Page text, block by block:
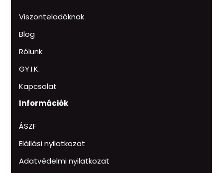
Viszonteladóknak
Blog
Rólunk
GY.I.K.
Kapcsolat
Információk
ÁSZF
Elállási nyilatkozat
Adatvédelmi nyilatkozat